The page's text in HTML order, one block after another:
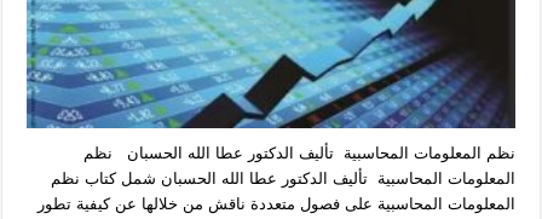
نظم المعلومات المحاسبية تأليف الدكتور عطا الله الحسبان نظم
المعلومات المحاسبية تأليف الدكتور عطا الله الحسبان شمل كتاب نظم
المعلومات المحاسبية على فصول متعددة ناقش من خلالها عن كيفية تطور